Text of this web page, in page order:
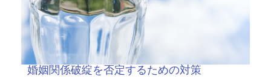
婚姻関係破綻を否定するための対策